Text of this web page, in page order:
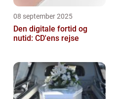
08 september 2025
Den digitale fortid og
nutid: CD'ens rejse